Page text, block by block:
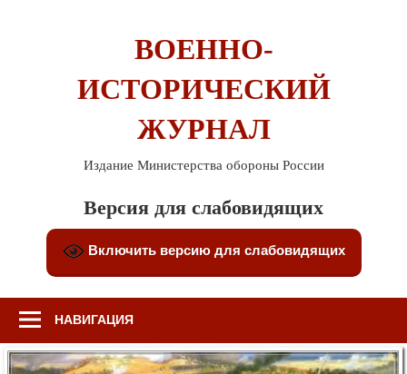
ВОЕННО-
ИСТОРИЧЕСКИЙ
ЖУРНАЛ
Издание Министерства обороны России
Версия для слабовидящих
Включить версию для слабовидящих
НАВИГАЦИЯ